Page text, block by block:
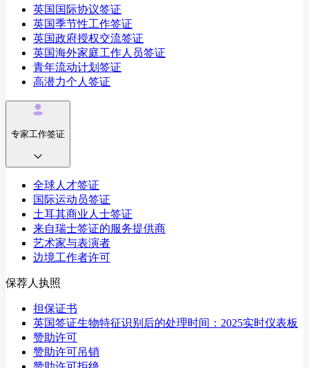
英国国际协议签证
英国季节性工作签证
英国政府授权交流签证
英国海外家庭工作人员签证
青年流动计划签证
高潜力个人签证
专家工作签证
全球人才签证
国际运动员签证
土耳其商业人士签证
来自瑞士签证的服务提供商
艺术家与表演者
边境工作者许可
保荐人执照
担保证书
英国签证生物特征识别后的处理时间：2025实时仪表板
赞助许可
赞助许可吊销